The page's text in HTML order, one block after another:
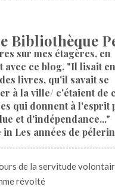
Bibliothèque
sur mes étagères, en
avec ce blog. "Il lisait en
livres, qu'il savait se
à la ville/ c'étaient de
qui donnent à l'esprit
et d'indépendance..."
in Les années de
de la servitude
révolté